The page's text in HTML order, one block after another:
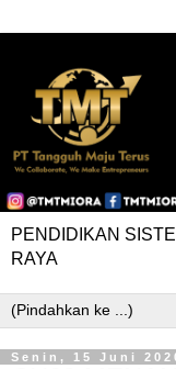
PENDIDIKAN
RAYA
Senin, 15 Juni